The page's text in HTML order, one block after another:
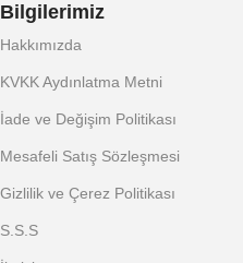
Bilgilerimiz
Hakkımızda
KVKK Aydınlatma Metni
İade ve Değişim Politikası
Mesafeli Satış Sözleşmesi
Gizlilik ve Çerez Politikası
S.S.S